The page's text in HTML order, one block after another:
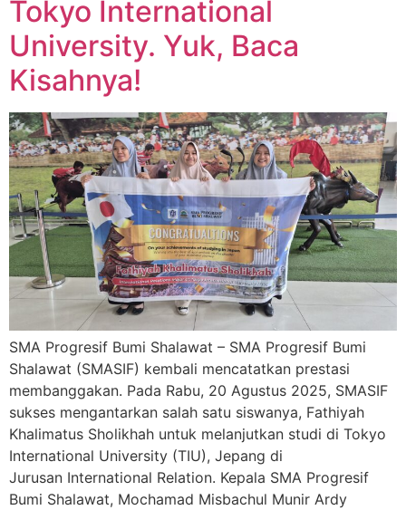
Tokyo International
University. Yuk, Baca
Kisahnya!
SMA Progresif Bumi Shalawat – SMA Progresif Bumi
Shalawat (SMASIF) kembali mencatatkan prestasi
membanggakan. Pada Rabu, 20 Agustus 2025, SMASIF
sukses mengantarkan salah satu siswanya, Fathiyah
Khalimatus Sholikhah untuk melanjutkan studi di Tokyo
International University (TIU), Jepang di
Jurusan International Relation. Kepala SMA Progresif
Bumi Shalawat, Mochamad Misbachul Munir Ardy